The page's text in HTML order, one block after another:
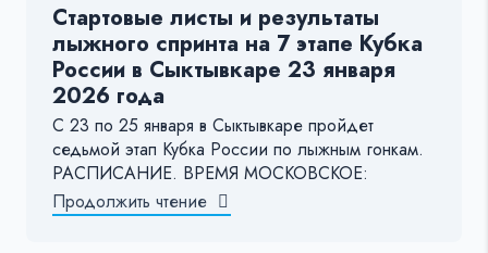
Стартовые листы и результаты
лыжного спринта на 7 этапе Кубка
России в Сыктывкаре 23 января
2026 года
С 23 по 25 января в Сыктывкаре пройдет
седьмой этап Кубка России по лыжным гонкам.
РАСПИСАНИЕ. ВРЕМЯ МОСКОВСКОЕ:
Продолжить чтение